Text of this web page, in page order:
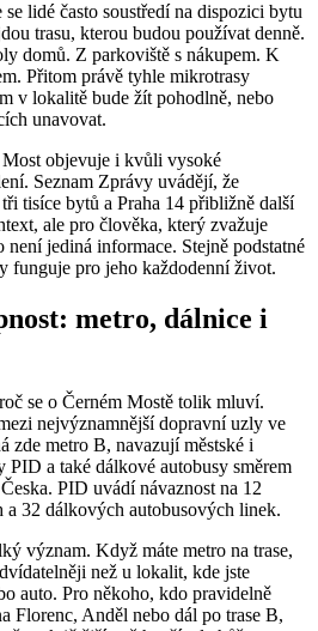
lidé často soustředí na dispozici bytu
trasu, kterou budou používat denně.
domů. Z parkoviště s nákupem. K
Přitom právě tyhle mikrotrasy
v lokalitě bude žít pohodlně, nebo
unavovat.
Most objevuje i kvůli vysoké
Seznam Zprávy uvádějí, že
tisíce bytů a Praha 14 přibližně další
ale pro člověka, který zvažuje
jediná informace. Stejně podstatné
funguje pro jeho každodenní život.
metro, dálnice i
se o Černém Mostě tolik mluví.
nejvýznamnější dopravní uzly ve
zde metro B, navazují městské i
PID a také dálkové autobusy směrem
PID uvádí návaznost na 12
a 32 dálkových autobusových linek.
význam. Když máte metro na trase,
než u lokalit, kde jste
auto. Pro někoho, kdo pravidelně
Florenc, Anděl nebo dál po trase B,